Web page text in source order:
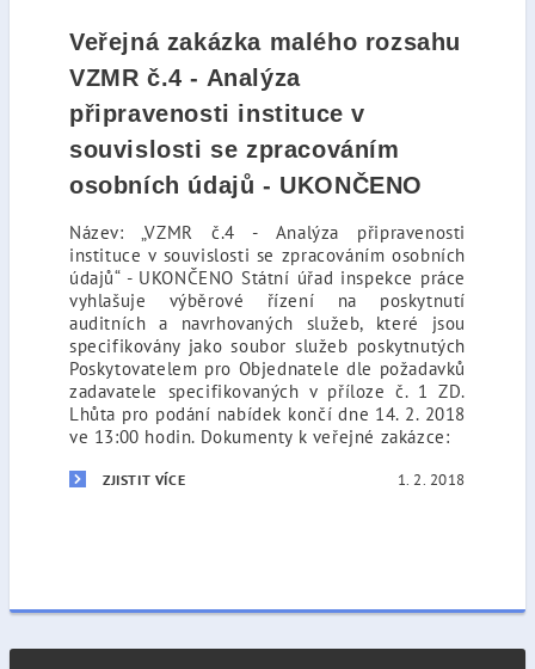
Veřejná zakázka malého rozsahu
VZMR č.4 - Analýza
připravenosti instituce v
souvislosti se zpracováním
osobních údajů - UKONČENO
Název: „VZMR č.4 - Analýza připravenosti
instituce v souvislosti se zpracováním osobních
údajů“ - UKONČENO Státní úřad inspekce práce
vyhlašuje výběrové řízení na poskytnutí
auditních a navrhovaných služeb, které jsou
specifikovány jako soubor služeb poskytnutých
Poskytovatelem pro Objednatele dle požadavků
zadavatele specifikovaných v příloze č. 1 ZD.
Lhůta pro podání nabídek končí dne 14. 2. 2018
ve 13:00 hodin. Dokumenty k veřejné zakázce:
ZJISTIT VÍCE 1. 2. 2018